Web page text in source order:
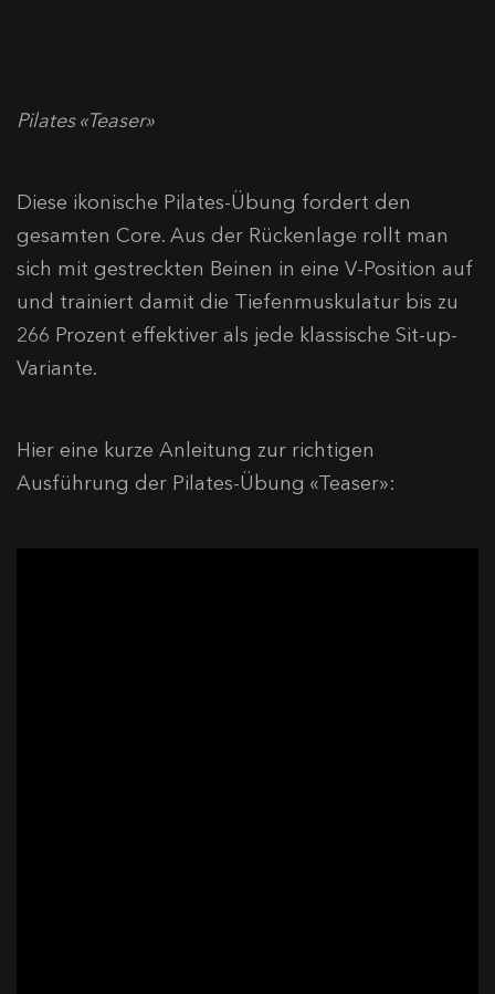
Pilates «Teaser»
Diese ikonische Pilates-Übung fordert den
gesamten Core. Aus der Rückenlage rollt man
sich mit gestreckten Beinen in eine V-Position auf
und trainiert damit die Tiefenmuskulatur bis zu
266 Prozent effektiver als jede klassische Sit-up-
Variante.
Hier eine kurze Anleitung zur richtigen
Ausführung der Pilates-Übung «Teaser»: